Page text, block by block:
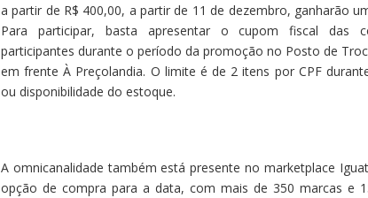
a partir de R$ 400,00, a partir de 11 de dezembro, ganharão
Para participar, basta apresentar o cupom fiscal das
participantes durante o período da promoção no Posto de
em frente À Preçolandia. O limite é de 2 itens por CPF
ou disponibilidade do estoque.
A omnicanalidade também está presente no marketplace
opção de compra para a data, com mais de 350 marcas e